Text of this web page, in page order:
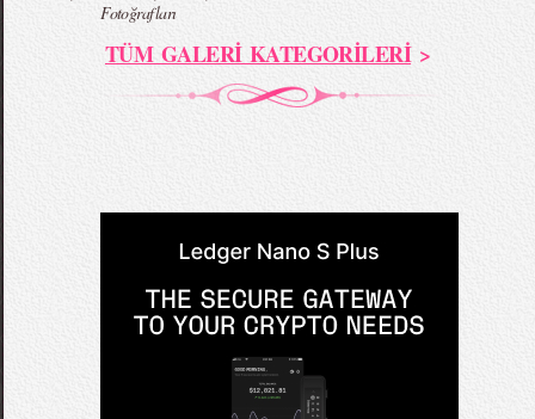
Fotoğrafları
TÜM GALERİ KATEGORİLERİ>